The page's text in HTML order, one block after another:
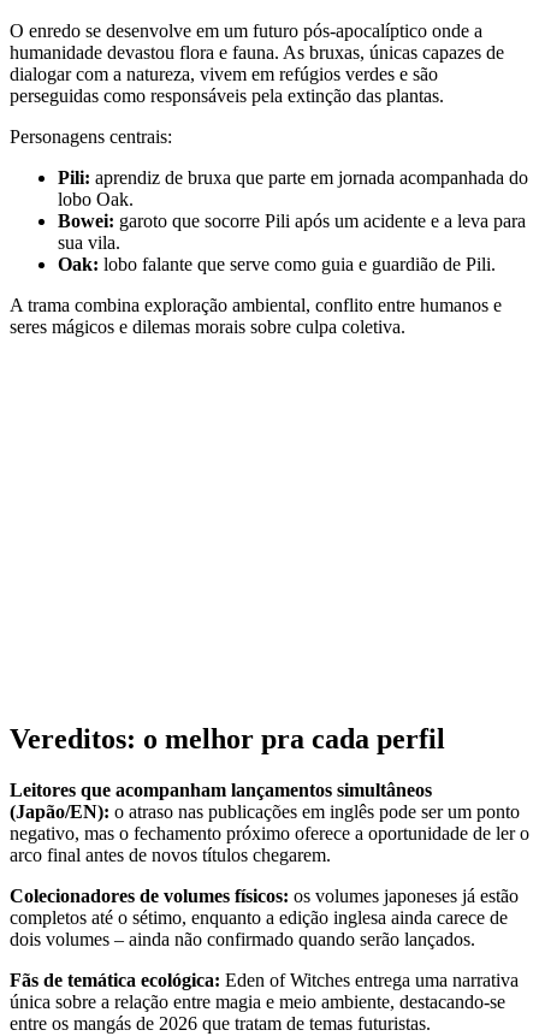
O enredo se desenvolve em um futuro pós-apocalíptico onde a
humanidade devastou flora e fauna. As bruxas, únicas capazes de
dialogar com a natureza, vivem em refúgios verdes e são
perseguidas como responsáveis pela extinção das plantas.
Personagens centrais:
Pili: aprendiz de bruxa que parte em jornada acompanhada do
lobo Oak.
Bowei: garoto que socorre Pili após um acidente e a leva para
sua vila.
Oak: lobo falante que serve como guia e guardião de Pili.
A trama combina exploração ambiental, conflito entre humanos e
seres mágicos e dilemas morais sobre culpa coletiva.
Vereditos: o melhor pra cada perfil
Leitores que acompanham lançamentos simultâneos
(Japão/EN): o atraso nas publicações em inglês pode ser um ponto
negativo, mas o fechamento próximo oferece a oportunidade de ler o
arco final antes de novos títulos chegarem.
Colecionadores de volumes físicos: os volumes japoneses já estão
completos até o sétimo, enquanto a edição inglesa ainda carece de
dois volumes – ainda não confirmado quando serão lançados.
Fãs de temática ecológica: Eden of Witches entrega uma narrativa
única sobre a relação entre magia e meio ambiente, destacando‑se
entre os mangás de 2026 que tratam de temas futuristas.